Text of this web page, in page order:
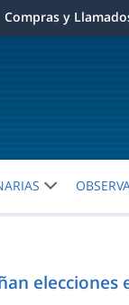
Compras y
elecciones